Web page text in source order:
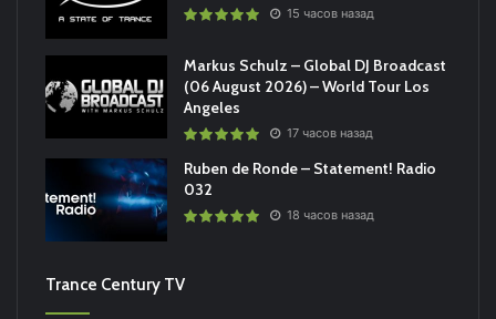
15 часов назад
Markus Schulz – Global DJ Broadcast
(06 August 2026) – World Tour Los
Angeles
17 часов назад
Ruben de Ronde – Statement! Radio
032
18 часов назад
Trance Century TV